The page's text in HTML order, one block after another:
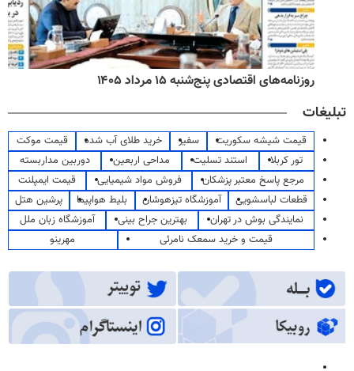
روزنامه‌های اقتصادی پنج‌شنبه ۱۵ مرداد ۱۴۰۵
تبلیغات
قیمت شیشه سکوریت سفیر خرید طلای آب شده
قیمت موکت
تور کربلا
استند تسلیت مداحی اربعین
دوربین مداربسته
مرجع پاسخ معتبر پزشکان
فروش مواد شیمیایی
قیمت ایمپلنت
قطعات لباسشویی
آموزشگاه تیزهوشان بلیط هواپیما
پرشین هتل
نمایندگی بوش در تهران
بهترین جراح بینی
آموزشگاه زبان ملل
قیمت و خرید سمعک نامرئی
مهرینو